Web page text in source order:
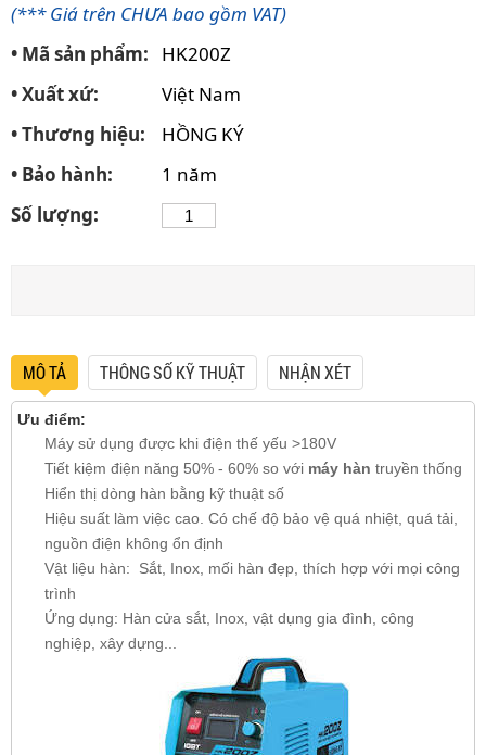
(*** Giá trên CHƯA bao gồm VAT)
• Mã sản phẩm:
HK200Z
• Xuất xứ:
Việt Nam
• Thương hiệu:
HỒNG KÝ
• Bảo hành:
1 năm
Số lượng:
MÔ TẢ THÔNG SỐ KỸ THUẬT NHẬN XÉT
Ưu điểm:
Máy sử dụng được khi điện thế yếu >180V
Tiết kiệm điện năng 50% - 60% so với máy hàn truyền thống
Hiển thị dòng hàn bằng kỹ thuật số
Hiệu suất làm việc cao. Có chế độ bảo vệ quá nhiệt, quá tải,
nguồn điện không ổn định
Vật liệu hàn: Sắt, Inox, mối hàn đẹp, thích hợp với mọi công
trình
Ứng dụng: Hàn cửa sắt, Inox, vật dụng gia đình, công
nghiệp, xây dựng...